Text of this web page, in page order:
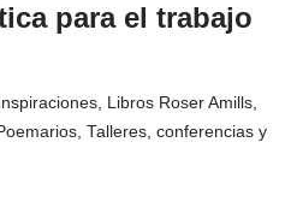
para el trabajo
Inspiraciones, Libros Roser Amills,
, Talleres, conferencias y